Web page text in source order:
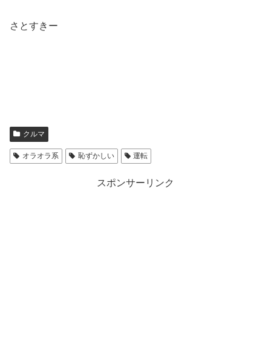
さとすきー
クルマ
オラオラ系 恥ずかしい 運転
スポンサーリンク